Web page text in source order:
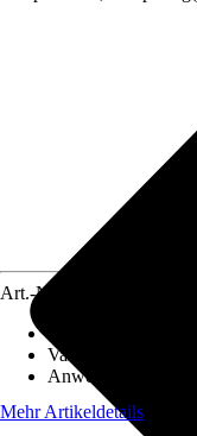
Art.-Nr.
Variante
Anwendung
Mehr Artikeldetails